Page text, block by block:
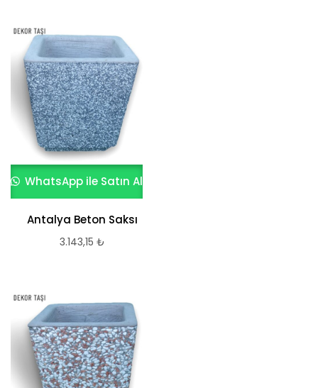
WhatsApp ile Satın Al
Antalya Beton Saksı
3.143,15 ₺